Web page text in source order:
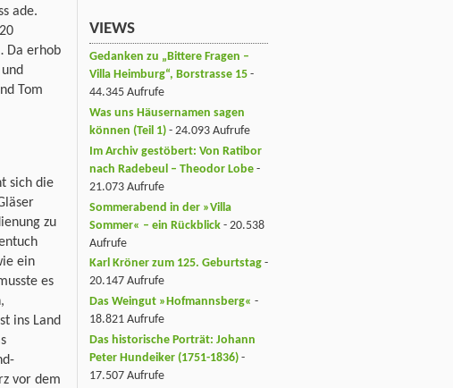
ade.
Da erhob
Tom
sich die
zu
ein
es
ins Land
vor dem
VIEWS
Gedanken zu „Bittere Fragen –
Villa Heimburg“, Borstrasse 15 -
44.345 Aufrufe
Was uns Häusernamen sagen
können (Teil 1) - 24.093 Aufrufe
Im Archiv gestöbert: Von Ratibor
nach Radebeul – Theodor Lobe -
21.073 Aufrufe
Sommerabend in der »Villa
Sommer« – ein Rückblick - 20.538
Aufrufe
Karl Kröner zum 125. Geburtstag -
20.147 Aufrufe
Das Weingut »Hofmannsberg« -
18.821 Aufrufe
Das historische Porträt: Johann
Peter Hundeiker (1751-1836) -
17.507 Aufrufe